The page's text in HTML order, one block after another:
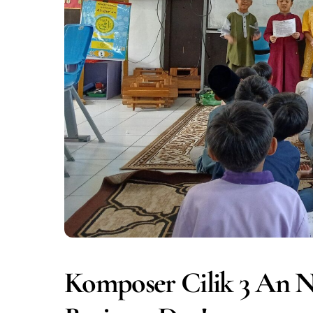
Komposer Cilik 3 An